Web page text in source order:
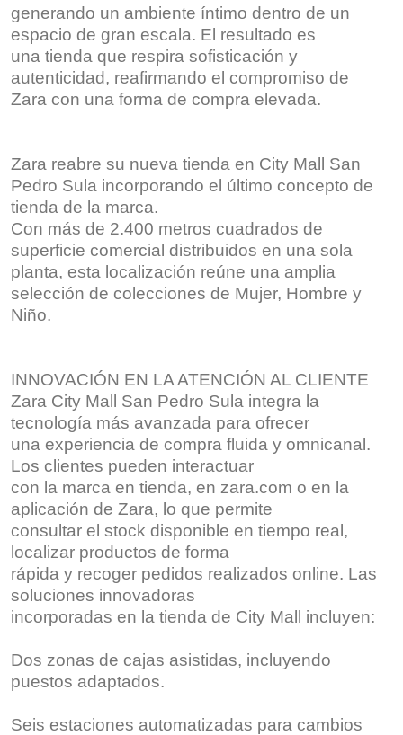
generando un ambiente íntimo dentro de un
espacio de gran escala. El resultado es
una tienda que respira sofisticación y
autenticidad, reafirmando el compromiso de
Zara con una forma de compra elevada.
Zara reabre su nueva tienda en City Mall San
Pedro Sula incorporando el último concepto de
tienda de la marca.
Con más de 2.400 metros cuadrados de
superficie comercial distribuidos en una sola
planta, esta localización reúne una amplia
selección de colecciones de Mujer, Hombre y
Niño.
INNOVACIÓN EN LA ATENCIÓN AL CLIENTE
Zara City Mall San Pedro Sula integra la
tecnología más avanzada para ofrecer
una experiencia de compra fluida y omnicanal.
Los clientes pueden interactuar
con la marca en tienda, en zara.com o en la
aplicación de Zara, lo que permite
consultar el stock disponible en tiempo real,
localizar productos de forma
rápida y recoger pedidos realizados online. Las
soluciones innovadoras
incorporadas en la tienda de City Mall incluyen:
Dos zonas de cajas asistidas, incluyendo
puestos adaptados.
Seis estaciones automatizadas para cambios